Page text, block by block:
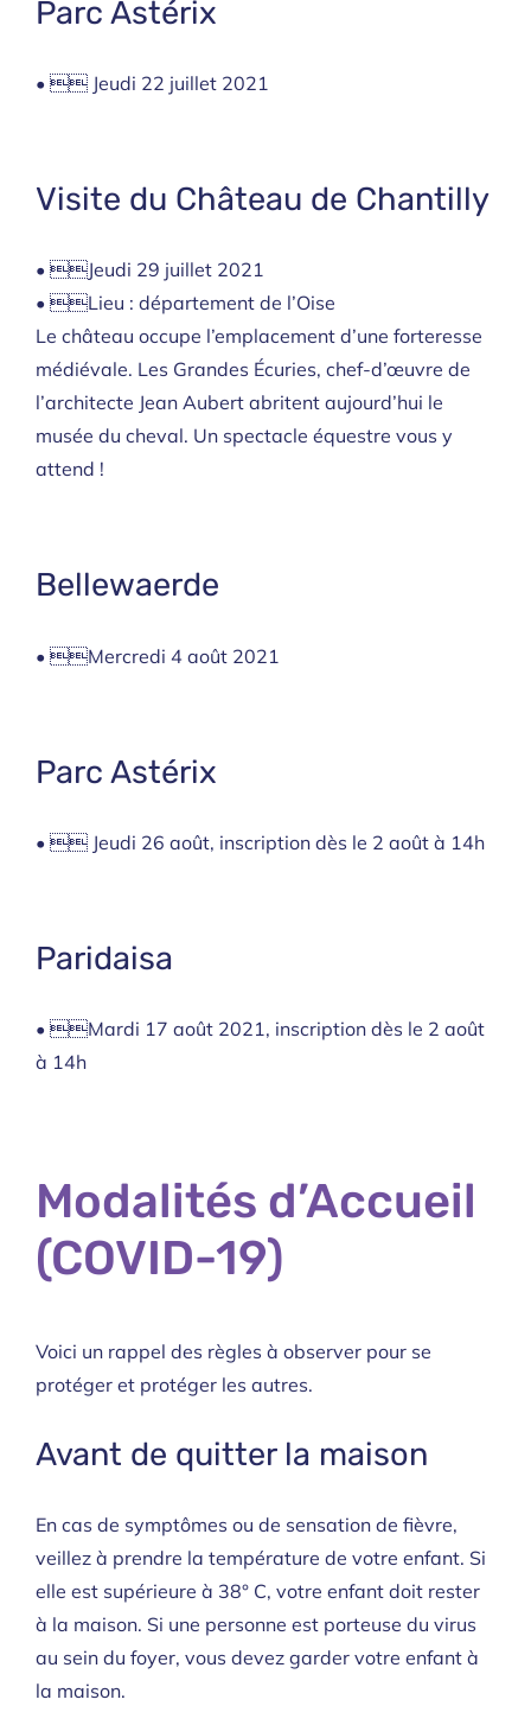
Parc Astérix
•  Jeudi 22 juillet 2021
Visite du Château de Chantilly
• Jeudi 29 juillet 2021
• Lieu : département de l’Oise
Le château occupe l’emplacement d’une forteresse
médiévale. Les Grandes Écuries, chef-d’œuvre de
l’architecte Jean Aubert abritent aujourd’hui le
musée du cheval. Un spectacle équestre vous y
attend !
Bellewaerde
• Mercredi 4 août 2021
Parc Astérix
•  Jeudi 26 août, inscription dès le 2 août à 14h
Paridaisa
• Mardi 17 août 2021, inscription dès le 2 août
à 14h
Modalités d’Accueil
(COVID-19)
Voici un rappel des règles à observer pour se
protéger et protéger les autres.
Avant de quitter la maison
En cas de symptômes ou de sensation de fièvre,
veillez à prendre la température de votre enfant. Si
elle est supérieure à 38° C, votre enfant doit rester
à la maison. Si une personne est porteuse du virus
au sein du foyer, vous devez garder votre enfant à
la maison.